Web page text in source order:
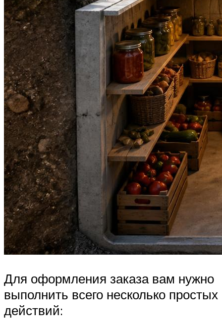
Для оформления заказа вам нужно
выполнить всего несколько простых
действий: